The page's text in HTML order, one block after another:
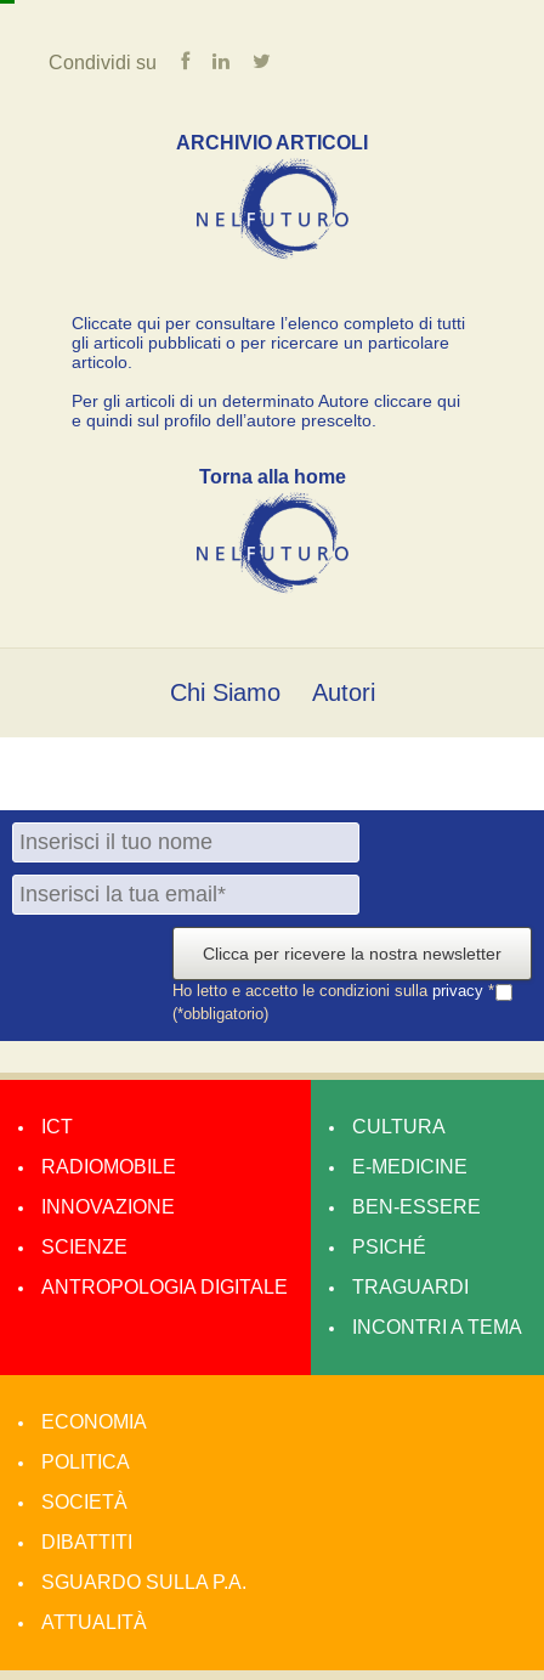
Condividi su
ARCHIVIO ARTICOLI
Cliccate qui per consultare l’elenco completo di tutti
gli articoli pubblicati o per ricercare un particolare
articolo.
Per gli articoli di un determinato Autore cliccare qui
e quindi sul profilo dell’autore prescelto.
Torna alla home
Chi Siamo Autori
Clicca per ricevere la nostra newsletter
Ho letto e accetto le condizioni sulla privacy *
(*obbligatorio)
ICT
RADIOMOBILE
INNOVAZIONE
SCIENZE
ANTROPOLOGIA DIGITALE
CULTURA
E-MEDICINE
BEN-ESSERE
PSICHÉ
TRAGUARDI
INCONTRI A TEMA
ECONOMIA
POLITICA
SOCIETÀ
DIBATTITI
SGUARDO SULLA P.A.
ATTUALITÀ